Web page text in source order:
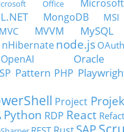
Office
MongoDB MSI
MVC MVVM MySQL
nHibernatenode.js OAuth
OpenAI Oracle
Pattern PHP
Project
Python RDP React